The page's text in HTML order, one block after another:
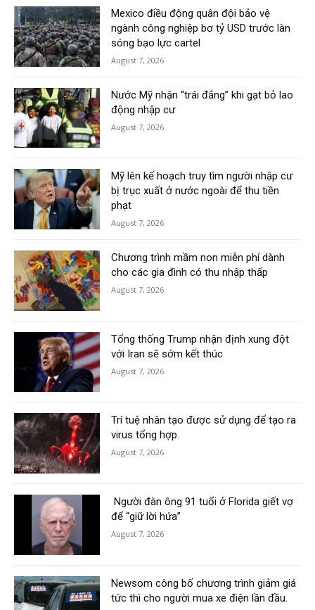
Mexico điều động quân đội bảo vệ
ngành công nghiệp bơ tỷ USD trước làn
sóng bạo lực cartel
August 7, 2026
Nước Mỹ nhận “trái đắng” khi gạt bỏ lao
động nhập cư
August 7, 2026
Mỹ lên kế hoạch truy tìm người nhập cư
bị trục xuất ở nước ngoài để thu tiền
phạt
August 7, 2026
Chương trình mầm non miễn phí dành
cho các gia đình có thu nhập thấp
August 7, 2026
Tổng thống Trump nhận định xung đột
với Iran sẽ sớm kết thúc
August 7, 2026
Trí tuệ nhân tạo được sử dụng để tạo ra
virus tổng hợp.
August 7, 2026
Người đàn ông 91 tuổi ở Florida giết vợ
để “giữ lời hứa”
August 7, 2026
Newsom công bố chương trình giảm giá
tức thì cho người mua xe điện lần đầu.